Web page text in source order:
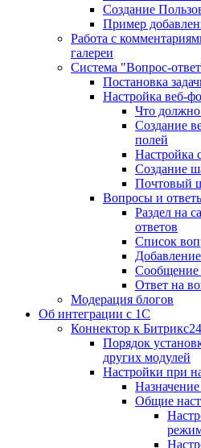
Создание
Пример
Работа с
галереи
Система "Вопрос-
Постановка
Настройка веб-
Что
Создание
полей
Настройка
Создание
Почтовый
Вопросы и
Раздел на
ответов
Список
Сообщение
Ответ на
Модерация блогов
Об интеграции с 1С
Коннектор к Битрикс24
Порядок
других модулей
Настройки при
Общие